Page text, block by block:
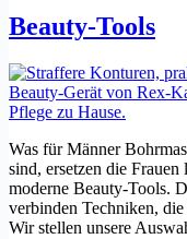
Beauty-Tools
Was für Männer
sind, ersetzen die
moderne Beauty-Tools.
verbinden Techniken,
Wir stellen unsere